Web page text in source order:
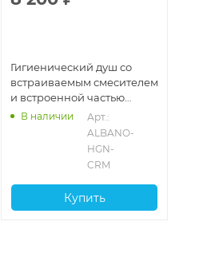
Гигиенический душ со
встраиваемым смесителем
и встроенной частью
BelBagno ALBANO-HGN-
CRM, хром глянцевый
В наличии
Арт.:
ALBANO-
HGN-
CRM
Купить